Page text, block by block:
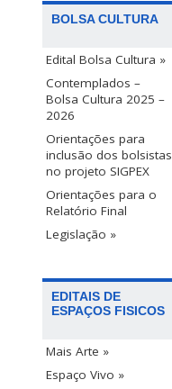
BOLSA CULTURA
Edital Bolsa Cultura »
Contemplados –
Bolsa Cultura 2025 –
2026
Orientações para
inclusão dos bolsistas
no projeto SIGPEX
Orientações para o
Relatório Final
Legislação »
EDITAIS DE
ESPAÇOS FISICOS
Mais Arte »
Espaço Vivo »